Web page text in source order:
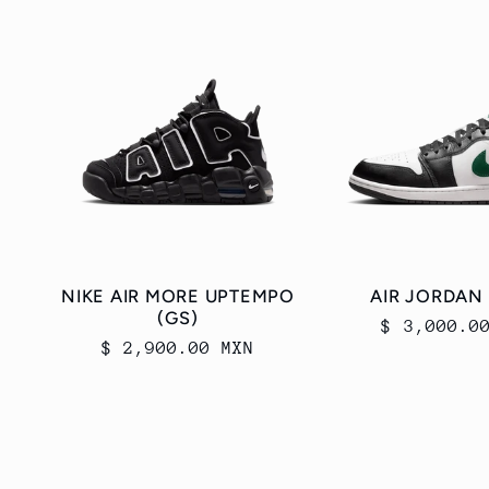
NIKE AIR MORE UPTEMPO
(GS)
Precio
$ 2,900.00 MXN
AIR JORDAN
Precio
$ 3,000.00